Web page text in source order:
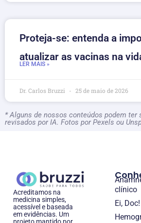
Proteja-se: entenda a
atualizar as vacinas na
LER MAIS »
Dr. Carlos Bruzzi 25 de maio de 2026
* Alguns de nossos conteúdos podem ter
revisados por IA. Fotos por Pexels ou
Acreditamos na
medicina simples,
acessível e baseada
em evidências. Um
clínico
Ei, Doc!